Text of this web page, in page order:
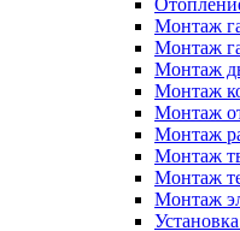
Монтаж
Монтаж
Монтаж
Монтаж
Монтаж
Монтаж
Монтаж
Монтаж
Монтаж